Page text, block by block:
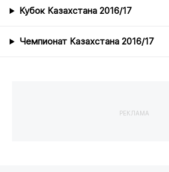
Кубок Казахстана 2016/17
Чемпионат Казахстана 2016/17
РЕКЛАМА